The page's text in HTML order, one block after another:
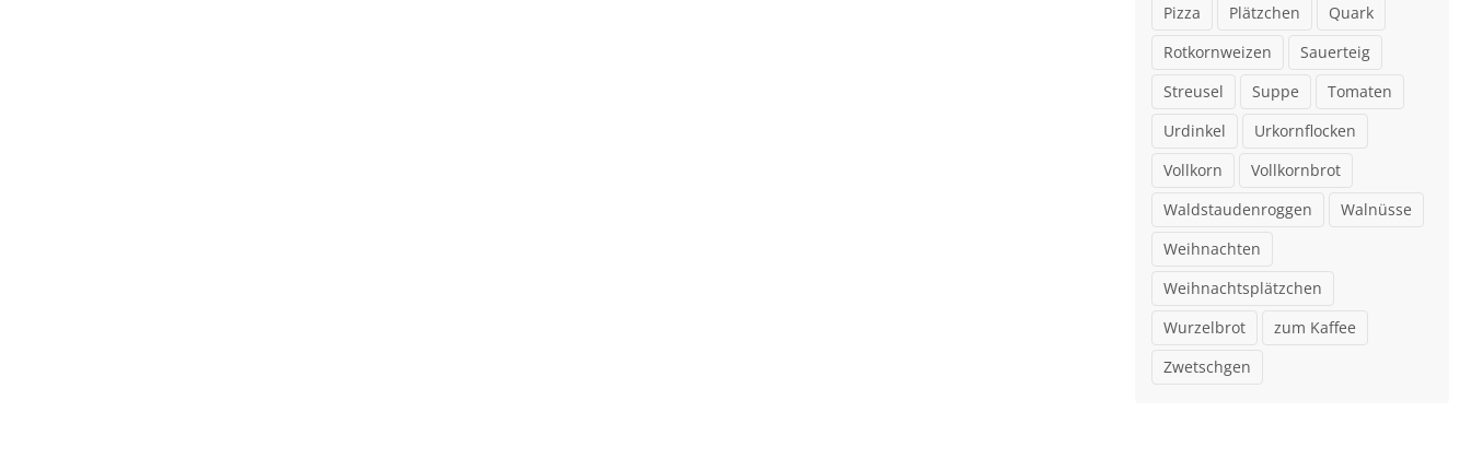
Pizza
Plätzchen
Quark
Rotkornweizen
Sauerteig
Streusel
Suppe
Tomaten
Urdinkel
Urkornflocken
Vollkorn
Vollkornbrot
Waldstaudenroggen
Walnüsse
Weihnachten
Weihnachtsplätzchen
Wurzelbrot
zum Kaffee
Zwetschgen